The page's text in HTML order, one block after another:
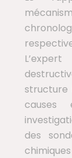
structure
causes
des